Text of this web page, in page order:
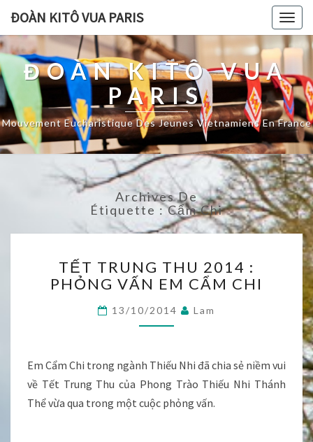
ĐOÀN KITÔ VUA PARIS
ĐOÀN KITÔ VUA
PARIS
Mouvement Eucharistique Des Jeunes Vietnamiens En France
Archives De
Étiquette :Cẩm Chi
TRUNG
THU
:
PHỎNG
EM
CHI
TẾT TRUNG THU 2014 :
PHỎNG VẤN EM CẨM CHI
13/10/2014 Lam
Em Cẩm Chi trong ngành Thiếu Nhi đã chia sẻ niềm vui
về Tết Trung Thu của Phong Trào Thiếu Nhi Thánh
Thể vừa qua trong một cuộc phỏng vấn.